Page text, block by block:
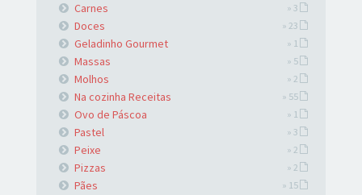
Carnes » 3
Doces » 23
Geladinho Gourmet » 1
Massas » 5
Molhos » 2
Na cozinha Receitas » 55
Ovo de Páscoa » 1
Pastel » 3
Peixe » 2
Pizzas » 2
Pães » 15